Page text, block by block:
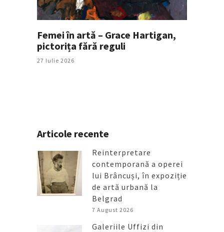
Femei în artă – Grace Hartigan,
pictorița fără reguli
27 Iulie 2026
Articole recente
Reinterpretare
contemporană a operei
lui Brâncuși, în expoziție
de artă urbană la
Belgrad
7 August 2026
Galeriile Uffizi din